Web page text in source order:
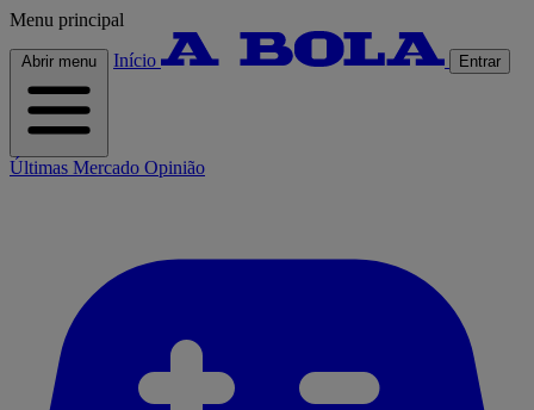
Menu principal
Abrir menu Início Entrar
Últimas Mercado Opinião